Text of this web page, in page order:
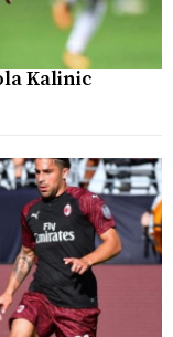
Kalinic